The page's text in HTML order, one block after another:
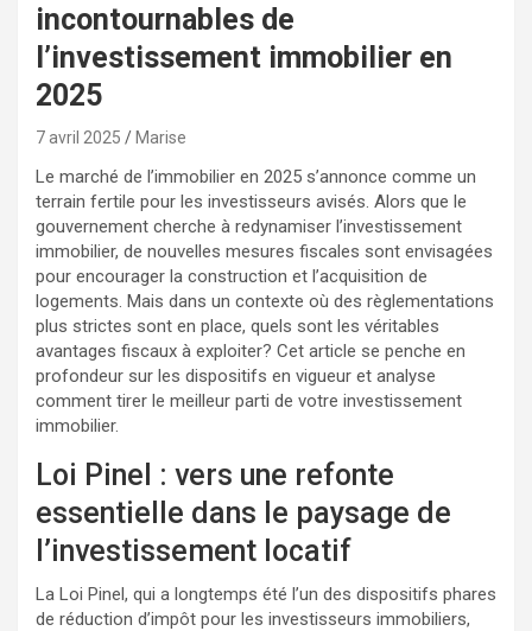
incontournables de
l’investissement immobilier en
2025
7 avril 2025 Marise
Le marché de l’immobilier en 2025 s’annonce comme un
terrain fertile pour les investisseurs avisés. Alors que le
gouvernement cherche à redynamiser l’investissement
immobilier, de nouvelles mesures fiscales sont envisagées
pour encourager la construction et l’acquisition de
logements. Mais dans un contexte où des règlementations
plus strictes sont en place, quels sont les véritables
avantages fiscaux à exploiter? Cet article se penche en
profondeur sur les dispositifs en vigueur et analyse
comment tirer le meilleur parti de votre investissement
immobilier.
Loi Pinel : vers une refonte
essentielle dans le paysage de
l’investissement locatif
La Loi Pinel, qui a longtemps été l’un des dispositifs phares
de réduction d’impôt pour les investisseurs immobiliers,